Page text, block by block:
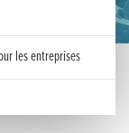
les entreprises